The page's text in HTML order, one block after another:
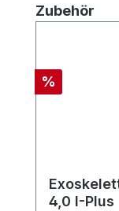
Produktgalerie
Zubehör
Rabatt
%
4,0 I-Plus